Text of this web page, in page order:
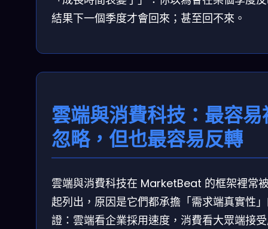
結果下一個季度才會回來；甚至回不來。
雲端與消費科技：最容易
忽略，但也最容易反轉
雲端與消費科技在 MarketBeat 的框架裡常
起列出，原因是它們都承擔「需求端真實性
證：雲端看企業採用速度，消費看大眾端接